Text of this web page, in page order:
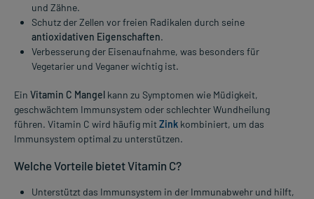
und Zähne.
Schutz der Zellen vor freien Radikalen durch seine
antioxidativen Eigenschaften.
Verbesserung der Eisenaufnahme, was besonders für
Vegetarier und Veganer wichtig ist.
Ein Vitamin C Mangel kann zu Symptomen wie Müdigkeit,
geschwächtem Immunsystem oder schlechter Wundheilung
führen. Vitamin C wird häufig mitZink kombiniert, um das
Immunsystem optimal zu unterstützen.
Welche Vorteile bietet Vitamin C?
Unterstützt das Immunsystem in der Immunabwehr und hilft,